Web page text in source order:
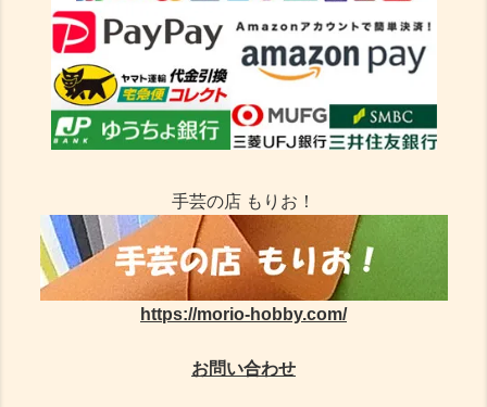
手芸の店 もりお！
https://morio-hobby.com/
お問い合わせ